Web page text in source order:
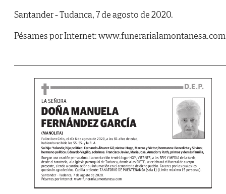
Santander - Tudanca, 7 de agosto de 2020.
Pésames por Internet: www.funerarialamontanesa.com